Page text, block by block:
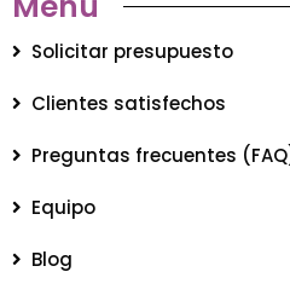
Solicitar presupuesto
Clientes satisfechos
Preguntas frecuentes
Equipo
Blog